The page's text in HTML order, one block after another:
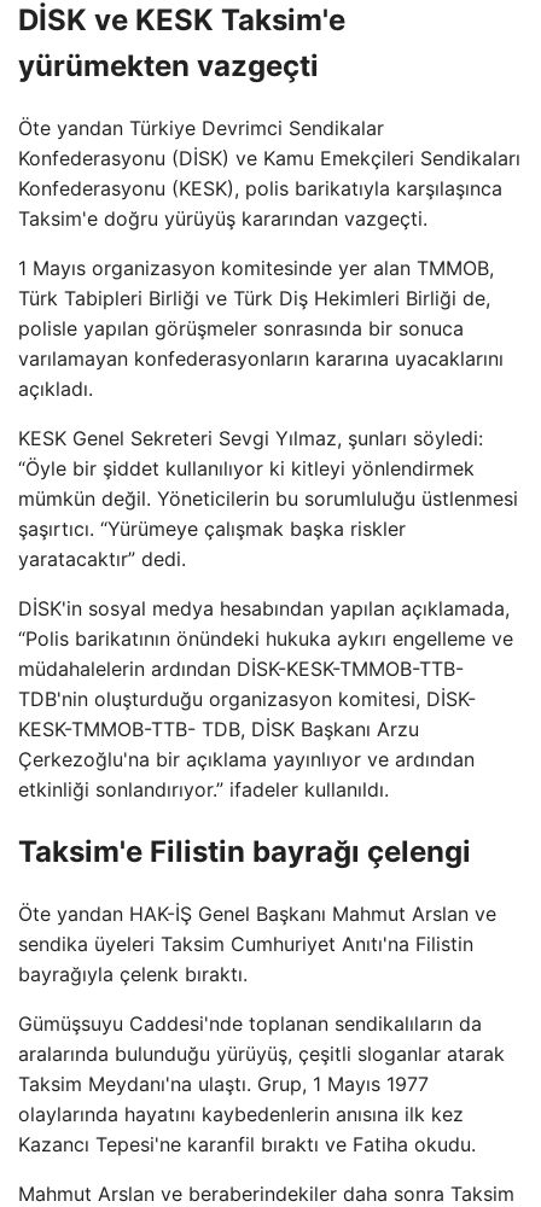
DİSK ve KESK Taksim'e
yürümekten vazgeçti
Öte yandan Türkiye Devrimci Sendikalar
Konfederasyonu (DİSK) ve Kamu Emekçileri Sendikaları
Konfederasyonu (KESK), polis barikatıyla karşılaşınca
Taksim'e doğru yürüyüş kararından vazgeçti.
1 Mayıs organizasyon komitesinde yer alan TMMOB,
Türk Tabipleri Birliği ve Türk Diş Hekimleri Birliği de,
polisle yapılan görüşmeler sonrasında bir sonuca
varılamayan konfederasyonların kararına uyacaklarını
açıkladı.
KESK Genel Sekreteri Sevgi Yılmaz, şunları söyledi:
“Öyle bir şiddet kullanılıyor ki kitleyi yönlendirmek
mümkün değil. Yöneticilerin bu sorumluluğu üstlenmesi
şaşırtıcı. “Yürümeye çalışmak başka riskler
yaratacaktır” dedi.
DİSK'in sosyal medya hesabından yapılan açıklamada,
“Polis barikatının önündeki hukuka aykırı engelleme ve
müdahalelerin ardından DİSK-KESK-TMMOB-TTB-
TDB'nin oluşturduğu organizasyon komitesi, DİSK-
KESK-TMMOB-TTB- TDB, DİSK Başkanı Arzu
Çerkezoğlu'na bir açıklama yayınlıyor ve ardından
etkinliği sonlandırıyor.” ifadeler kullanıldı.
Taksim'e Filistin bayrağı çelengi
Öte yandan HAK-İŞ Genel Başkanı Mahmut Arslan ve
sendika üyeleri Taksim Cumhuriyet Anıtı'na Filistin
bayrağıyla çelenk bıraktı.
Gümüşsuyu Caddesi'nde toplanan sendikalıların da
aralarında bulunduğu yürüyüş, çeşitli sloganlar atarak
Taksim Meydanı'na ulaştı. Grup, 1 Mayıs 1977
olaylarında hayatını kaybedenlerin anısına ilk kez
Kazancı Tepesi'ne karanfil bıraktı ve Fatiha okudu.
Mahmut Arslan ve beraberindekiler daha sonra Taksim